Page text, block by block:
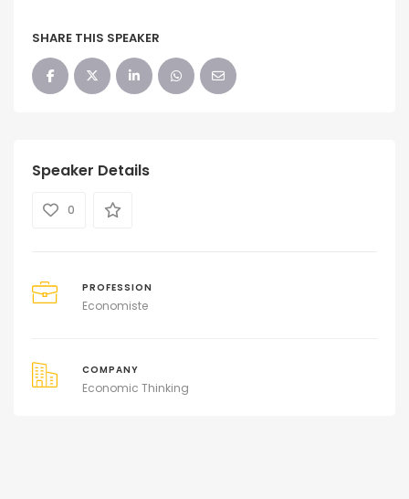
SHARE THIS SPEAKER
Speaker Details
0
PROFESSION
Economiste
COMPANY
Economic Thinking